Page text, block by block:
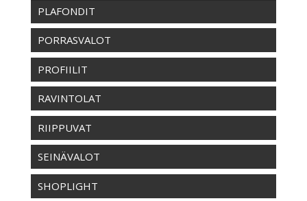
PLAFONDIT
PORRASVALOT
PROFIILIT
RAVINTOLAT
RIIPPUVAT
SEINÄVALOT
SHOPLIGHT